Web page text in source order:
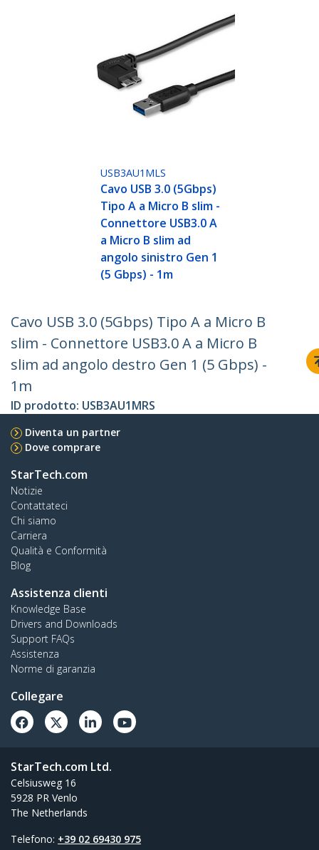
USB3AU1MLS
Cavo USB 3.0 (5Gbps)
Tipo A a Micro B slim -
Connettore USB3.0 A
a Micro B slim ad
angolo sinistro Gen 1
(5 Gbps) - 1m
Cavo USB 3.0 (5Gbps) Tipo A a Micro B
slim - Connettore USB3.0 A a Micro B
slim ad angolo destro Gen 1 (5 Gbps) -
1m
ID prodotto: USB3AU1MRS
Diventa un partner
Dove comprare
StarTech.com
Notizie
Contattateci
Chi siamo
Carriera
Qualità e Conformità
Blog
Assistenza clienti
Knowledge Base
Drivers and Downloads
Support FAQs
Assistenza
Norme di garanzia
Collegare
StarTech.com Ltd.
Celsiusweg 16
5928 PR Venlo
The Netherlands
Telefono: +39 02 69430 975